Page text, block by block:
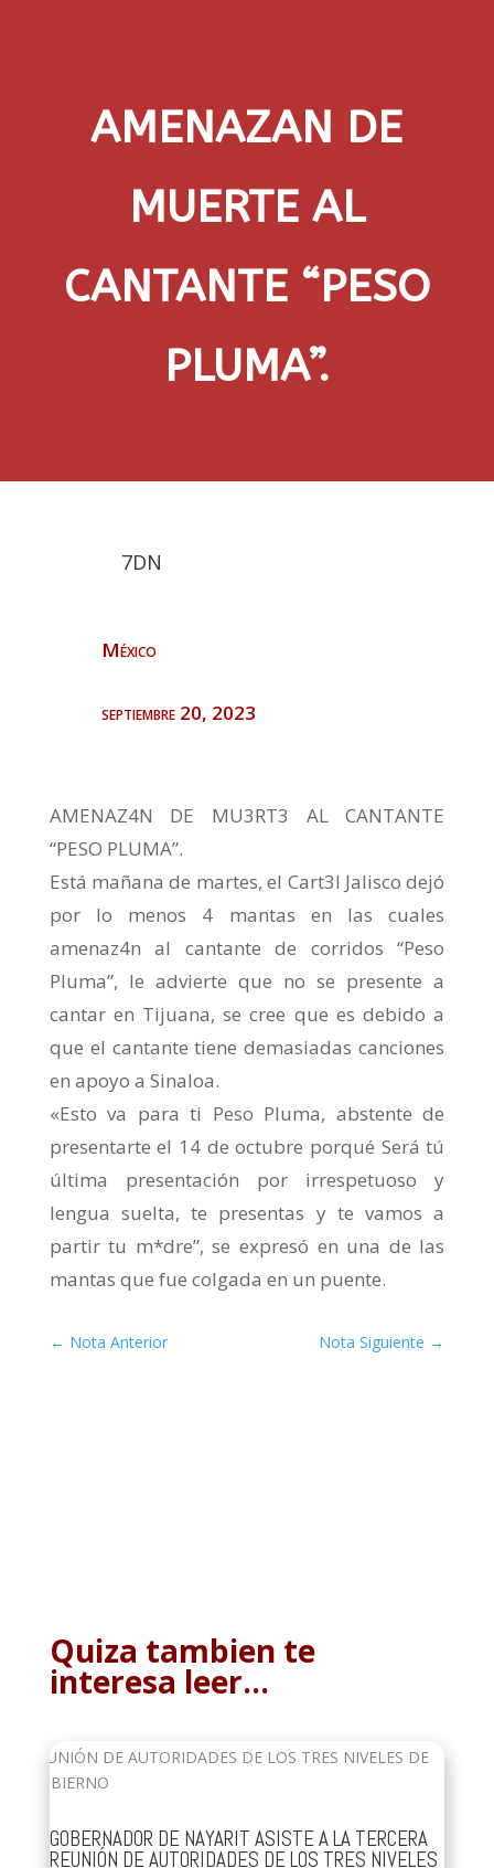
AMENAZAN DE
MUERTE AL
CANTANTE “PESO
PLUMA”.
7DN
México
septiembre 20, 2023
AMENAZ4N DE MU3RT3 AL CANTANTE
“PESO PLUMA”.
Está mañana de martes, el Cart3l Jalisco dejó
por lo menos 4 mantas en las cuales
amenaz4n al cantante de corridos “Peso
Pluma”, le advierte que no se presente a
cantar en Tijuana, se cree que es debido a
que el cantante tiene demasiadas canciones
en apoyo a Sinaloa.
«Esto va para ti Peso Pluma, abstente de
presentarte el 14 de octubre porqué Será tú
última presentación por irrespetuoso y
lengua suelta, te presentas y te vamos a
partir tu m*dre”, se expresó en una de las
mantas que fue colgada en un puente.
← Nota Anterior Nota Siguiente →
Quiza tambien te
interesa leer…
GOBERNADOR DE NAYARIT ASISTE A LA TERCERA
REUNIÓN DE AUTORIDADES DE LOS TRES NIVELES